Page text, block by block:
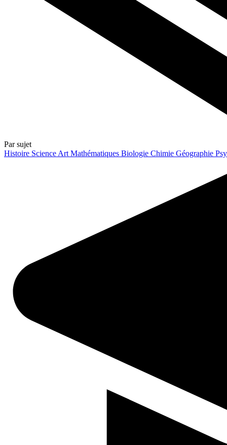
Par sujet
Histoire Science Art Mathématiques Biologie Chimie Géographie